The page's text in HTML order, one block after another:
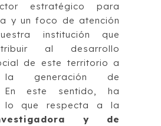
estratégico para
y un foco de atención
institución que
al desarrollo
de este territorio a
generación de
En este sentido, ha
lo que respecta a la
y de